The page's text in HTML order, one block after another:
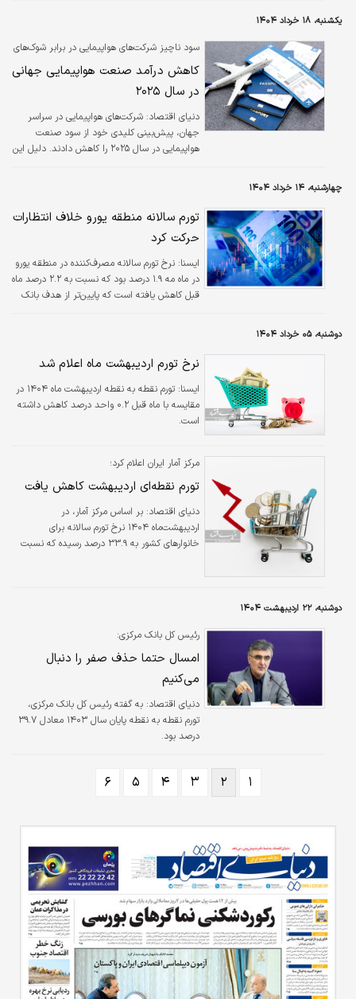
یکشنبه، ۱۸ خرداد ۱۴۰۴
سود ناچیز شرکت‌های هواپیمایی در برابر شوک‌های
اقتصادی؛
کاهش درآمد صنعت هواپیمایی جهانی
در سال ۲۰۲۵
دنیای اقتصاد: شرکت‌های هواپیمایی در سراسر
جهان، پیش‌بینی کلیدی خود از سود صنعت
هواپیمایی در سال ۲۰۲۵ را کاهش دادند. دلیل این
هواپیماهای جت که برنامه‌های توسعه‌ای آنها را
مختل کرده، انتقاد کردند.
چهارشنبه، ۱۴ خرداد ۱۴۰۴
تورم سالانه منطقه یورو خلاف انتظارات
حرکت کرد
ايسنا: نرخ تورم سالانه مصرف‌کننده در منطقه یورو
در ماه مه ۱.۹ درصد بود که نسبت به ۲.۲ درصد ماه
قبل کاهش یافته است که پایین‌تر از هدف بانک
دوشنبه، ۰۵ خرداد ۱۴۰۴
نرخ تورم اردیبهشت ماه اعلام شد
ایسنا:
تورم نقطه به نقطه اردیبهشت ماه ۱۴۰۴ در
مقایسه با ماه قبل ۰.۲ واحد درصد کاهش داشته
است.
مرکز آمار ایران اعلام کرد؛
تورم نقطه‌ای اردیبهشت کاهش یافت
دنیای اقتصاد: بر اساس مرکز آمار، در
اردیبهشت‌ماه ۱۴۰۴ نرخ تورم سالانه برای
خانوارهای کشور به ۳۳.۹ درصد رسیده که نسبت
دوشنبه، ۲۲ اردیبهشت ۱۴۰۴
رئیس کل بانک مرکزی:
امسال حتما حذف صفر را دنبال
می‌کنیم
دنیای اقتصاد: به گفته رئیس کل بانک مرکزی،
تورم نقطه به نقطه پایان سال ۱۴۰۳ معادل ۳۹.۷
درصد بود.
۱ ۲ ۳ ۴ ۵ ۶